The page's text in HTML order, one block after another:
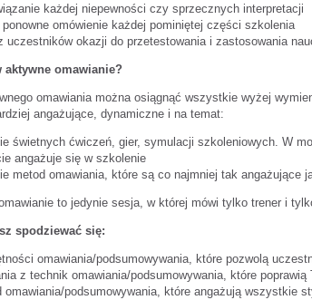
każdej niepewności czy sprzecznych interpretacji
omówienie każdej pominiętej części szkolenia
uczestników okazji do przetestowania i zastosowania
aktywne omawianie?
omawiania można osiągnąć wszystkie wyżej
angażujące, dynamiczne i na temat:
świetnych ćwiczeń, gier, symulacji szkoleniowych. W
angażuje się w szkolenie
metod omawiania, które są co najmniej tak angażujące
to jedynie sesja, w której mówi tylko trener i
spodziewać się:
omawiania/podsumowywania, które pozwolą
z technik omawiania/podsumowywania, które
omawiania/podsumowywania, które angażują wszystkie